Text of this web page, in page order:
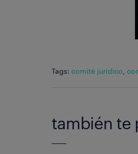
Tags: comité jurídico
también te